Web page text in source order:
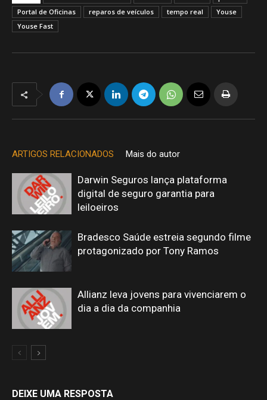
Portal de Oficinas
reparos de veículos tempo real
Youse
Youse Fast
ARTIGOS RELACIONADOS Mais do autor
Darwin Seguros lança plataforma
digital de seguro garantia para
leiloeiros
Bradesco Saúde estreia segundo filme
protagonizado por Tony Ramos
Allianz leva jovens para vivenciarem o
dia a dia da companhia
DEIXE UMA RESPOSTA